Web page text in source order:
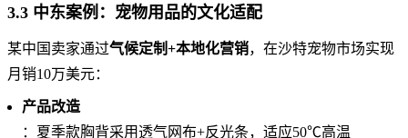
3.3 中东案例：宠物用品的文化适配
某中国卖家通过气候定制+本地化营销，在沙特宠物市场实现
月销10万美元：
产品改造
：夏季款胸背采用透气网布+反光条，适应50℃高温